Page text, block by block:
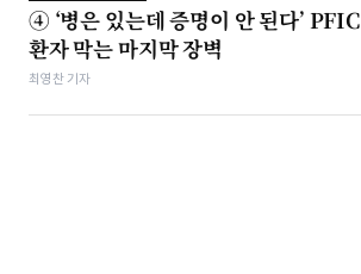
④ ‘병은 있는데 증명이 안 된다’ PFIC
환자 막는 마지막 장벽
최영찬 기자